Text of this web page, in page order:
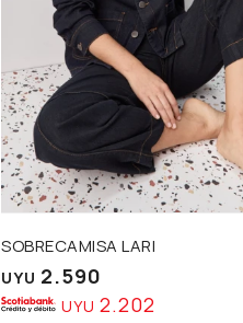
SOBRECAMISA LARI
UYU 2.590
UYU 2.202